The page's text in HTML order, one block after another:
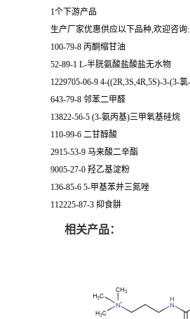
1个下游产品
生产厂家优惠供应以下品种,欢迎咨询:
100-79-8 丙酮缩甘油
52-89-1 L-半胱氨酸盐酸盐无水物
1229705-06-9 4-((2R,3S,4R,5S)-3-
643-79-8 邻苯二甲醛
13822-56-5 (3-氨丙基)三甲氧基硅烷
110-99-6 二甘醇酸
2915-53-9 马来酸二辛酯
9005-27-0 羟乙基淀粉
136-85-6 5-甲基苯并三氮唑
112225-87-3 抑食肼
相关产品：